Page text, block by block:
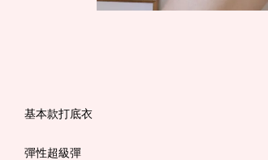
基本款打底衣
彈性超級彈